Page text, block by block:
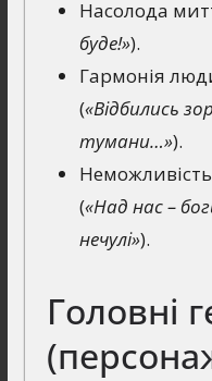
Насолода
буде!»).
Гармонія
(«Відбились
тумани…»).
(«Над нас –
нечулі»).
Головні